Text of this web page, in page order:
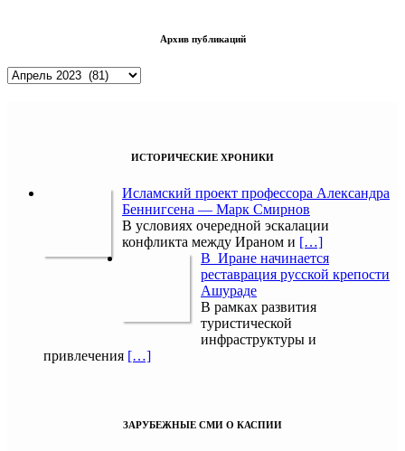
Архив публикаций
Архив
ИСТОРИЧЕСКИЕ ХРОНИКИ
Исламский проект профессора Александра
Беннигсена — Марк Смирнов
В условиях очередной эскалации
конфликта между Ираном и […]
В Иране начинается
реставрация русской крепости
Ашураде
В рамках развития
туристической
инфраструктуры и
привлечения […]
ЗАРУБЕЖНЫЕ СМИ О КАСПИИ